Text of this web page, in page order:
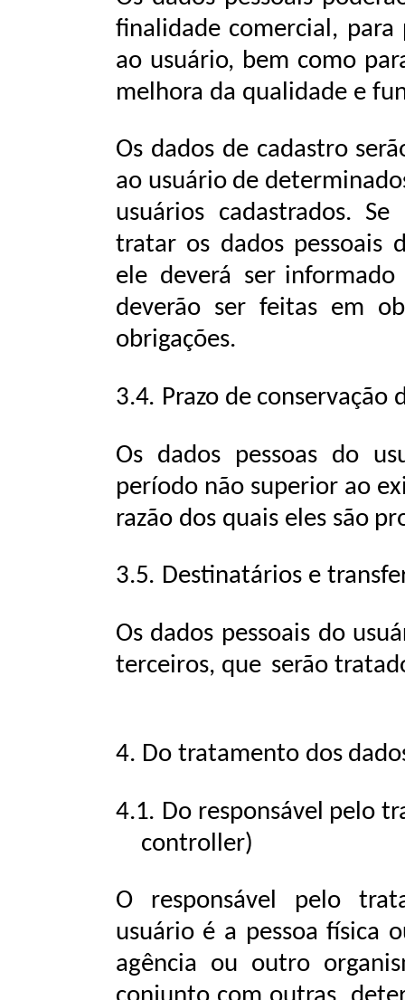
finalidade comercial, para
ao usuário, bem como
melhora da qualidade e
Os dados de cadastro
ao usuário de
usuários cadastrados. Se
tratar os dados pessoais
ele deverá ser informado
deverão ser feitas em
obrigações.
3.4. Prazo de conservação
Os dados pessoas do
período não superior ao
razão dos quais eles são
3.5. Destinatários e
Os dados pessoais do
terceiros, que serão
4. Do tratamento dos
4.1. Do responsável pelo
controller)
O responsável pelo
usuário é a pessoa física
agência ou outro